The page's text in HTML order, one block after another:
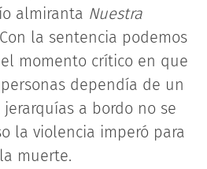
almiranta Nuestra
la sentencia podemos
momento crítico en que
dependía de un
a bordo no se
la violencia imperó para
muerte.